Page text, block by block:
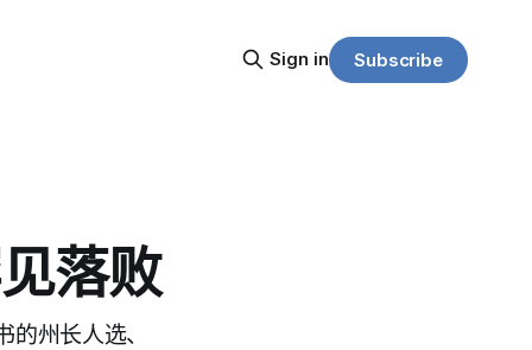
Sign in Subscribe
落败
州长人选、